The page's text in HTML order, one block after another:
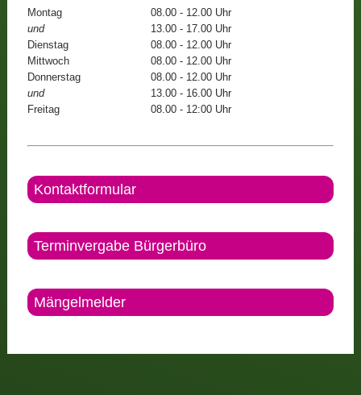
Montag
08.00 - 12.00 Uhr
und
13.00 - 17.00 Uhr
Dienstag
08.00 - 12.00 Uhr
Mittwoch
08.00 - 12.00 Uhr
Donnerstag
08.00 - 12.00 Uhr
und
13.00 - 16.00 Uhr
Freitag
08.00 - 12:00 Uhr
Kontaktformular
Terminvergabe Bürgerbüro
Mängelmelder